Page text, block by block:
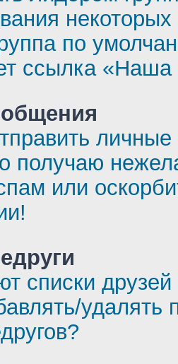
по
ссылка
получаю
или
списки друзей
удалять